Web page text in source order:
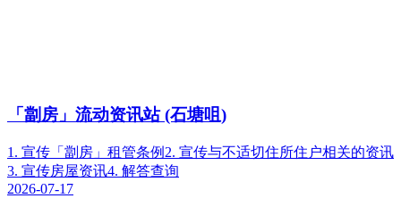
「劏房」流动资讯站 (石塘咀)
1. 宣传「劏房」租管条例2. 宣传与不适切住所住户相关的资讯
3. 宣传房屋资讯4. 解答查询
2026-07-17